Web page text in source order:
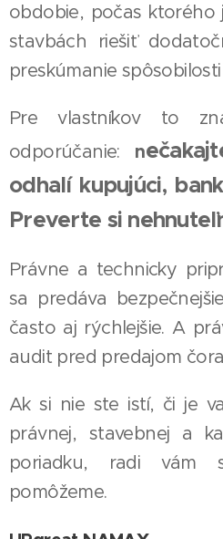
obdobie, počas ktorého
stavbách riešiť
preskúmanie
Pre vlastníkov to
odporúčanie: n
odhalí kupujúci,
Preverte si
Právne a technicky
sa predáva
často aj rýchlejšie. A
audit pred predajom
Ak si nie ste istí, či je
právnej, stavebnej a
poriadku, radi vám
pomôžeme.